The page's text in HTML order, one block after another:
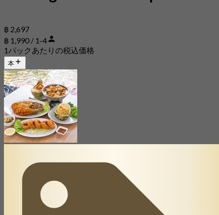
฿ 2,697
฿ 1,990 / 1-4
1パックあたりの税込価格
本